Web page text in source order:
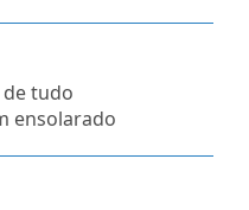
de tudo
ensolarado